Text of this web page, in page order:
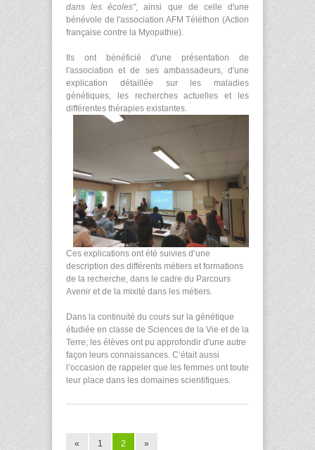
dans les écoles", ainsi que de celle d'une
bénévole de l'association AFM Téléthon (Action
française contre la Myopathie).
Ils ont bénéficié d'une présentation de
l'association et de ses ambassadeurs, d'une
explication détaillée sur les maladies
génétiques, les recherches actuelles et les
différentes thérapies existantes.
Ces explications ont été suivies d’une
description des différents métiers et formations
de la recherche, dans le cadre du Parcours
Avenir et de la mixité dans les métiers.
Dans la continuité du cours sur la génétique
étudiée en classe de Sciences de la Vie et de la
Terre, les élèves ont pu approfondir d'une autre
façon leurs connaissances. C’était aussi
l’occasion de rappeler que les femmes ont toute
leur place dans les domaines scientifiques.
« 1 2 »